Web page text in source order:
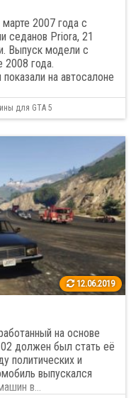
2007 года с
седанов Priora, 21
Выпуск модели с
2008 года.
на автосалоне
для GTA 5
12.06.2019
на основе
должен был стать её
политических и
выпускался
в…